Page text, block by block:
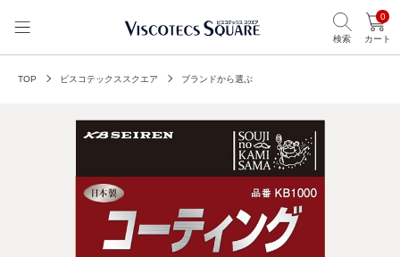
検索
0
カート
TOP ビスコテックススクエア ブランドから選ぶ